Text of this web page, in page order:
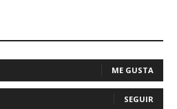
ME GUSTA
SEGUIR